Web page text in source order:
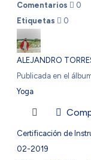
Comentarios
0
Etiquetas
0
ALEJANDRO
Publicada en el
Yoga
Certificación de
02-2019